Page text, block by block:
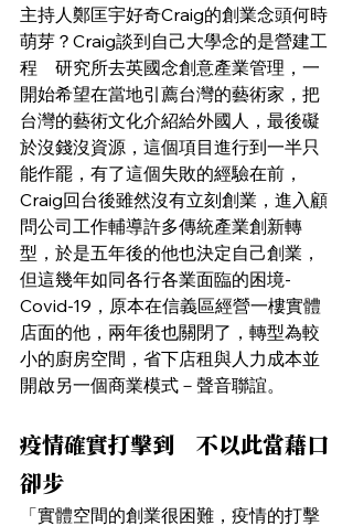
主持人鄭匡宇好奇Craig的創業念頭何時
萌芽？Craig談到自己大學念的是營建工
程　研究所去英國念創意產業管理，一
開始希望在當地引薦台灣的藝術家，把
台灣的藝術文化介紹給外國人，最後礙
於沒錢沒資源，這個項目進行到一半只
能作罷，有了這個失敗的經驗在前，
Craig回台後雖然沒有立刻創業，進入顧
問公司工作輔導許多傳統產業創新轉
型，於是五年後的他也決定自己創業，
但這幾年如同各行各業面臨的困境-
Covid-19，原本在信義區經營一樓實體
店面的他，兩年後也關閉了，轉型為較
小的廚房空間，省下店租與人力成本並
開啟另一個商業模式－聲音聯誼。
疫情確實打擊到　不以此當藉口
卻步
「實體空間的創業很困難，疫情的打擊